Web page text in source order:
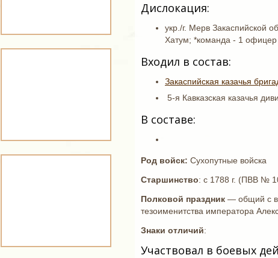
Дислокация:
укр./г. Мерв Закаспийской
Хатум; *команда - 1
Входил в состав:
Закаспийская казачья
5-я Кавказская казачья
В составе:
Род войск: Сухопутные войска
Старшинство: с 1788 г. (ПВВ №
Полковой праздник — общий с
тезоименитства императора
Знаки отличий:
Участвовал в боевых